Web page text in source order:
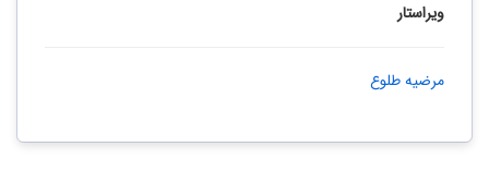
ویراستار
مرضیه طلوع